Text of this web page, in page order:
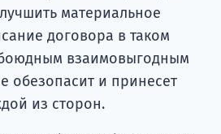
материальное
договора в таком
взаимовыгодным
обезопасит и принесет
из сторон.